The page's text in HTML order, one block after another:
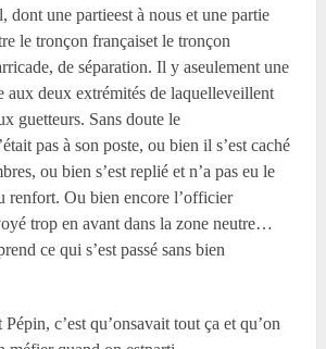
dont une partieest à nous et une partie
le tronçon françaiset le tronçon
de séparation. Il y aseulement une
aux deux extrémités de laquelleveillent
guetteurs. Sans doute le
pas à son poste, ou bien il s’est caché
ou bien s’est replié et n’a pas eu le
renfort. Ou bien encore l’officier
trop en avant dans la zone neutre…
ce qui s’est passé sans bien
c’est qu’onsavait tout ça et qu’on